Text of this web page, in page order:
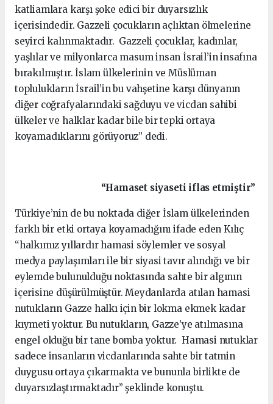
katliamlara karşı şoke edici bir duyarsızlık
içerisindedir. Gazzeli çocukların açlıktan ölmelerine
seyirci kalınmaktadır. Gazzeli çocuklar, kadınlar,
yaşlılar ve milyonlarca masum insan İsrail’in insafına
bırakılmıştır. İslam ülkelerinin ve Müslüman
toplulukların İsrail’in bu vahşetine karşı dünyanın
diğer coğrafyalarındaki sağduyu ve vicdan sahibi
ülkeler ve halklar kadar bile bir tepki ortaya
koyamadıklarını görüyoruz” dedi.
“Hamaset siyaseti iflas etmiştir”
Türkiye’nin de bu noktada diğer İslam ülkelerinden
farklı bir etki ortaya koyamadığını ifade eden Kılıç
“halkımız yıllardır hamasi söylemler ve sosyal
medya paylaşımları ile bir siyasi tavır alındığı ve bir
eylemde bulunulduğu noktasında sahte bir algının
içerisine düşürülmüştür. Meydanlarda atılan hamasi
nutukların Gazze halkı için bir lokma ekmek kadar
kıymeti yoktur. Bu nutukların, Gazze’ye atılmasına
engel olduğu bir tane bomba yoktur. Hamasi nutuklar
sadece insanların vicdanlarında sahte bir tatmin
duygusu ortaya çıkarmakta ve bununla birlikte de
duyarsızlaştırmaktadır” şeklinde konuştu.